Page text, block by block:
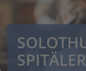
SPITÄLER